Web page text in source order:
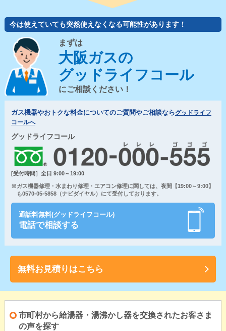
今は使えていても突然使えなくなる可能性があります！
まずは
大阪ガスの
グッドライフコール
にご相談ください！
ガス機器やおトクな料金についてのご質問やご相談ならグッドライフ
コールへ
グッドライフコール
[受付時間］全日 9:00～19:00
※ガス機器修理・水まわり修理・エアコン修理に関しては、夜間【19:00～9:00】
も0570-05-5858（ナビダイヤル）にて受付しております。
通話料無料(グッドライフコール)
電話で相談する
無料お見積りはこちら
市町村から給湯器・湯沸かし器を交換されたお客さま
の声を探す